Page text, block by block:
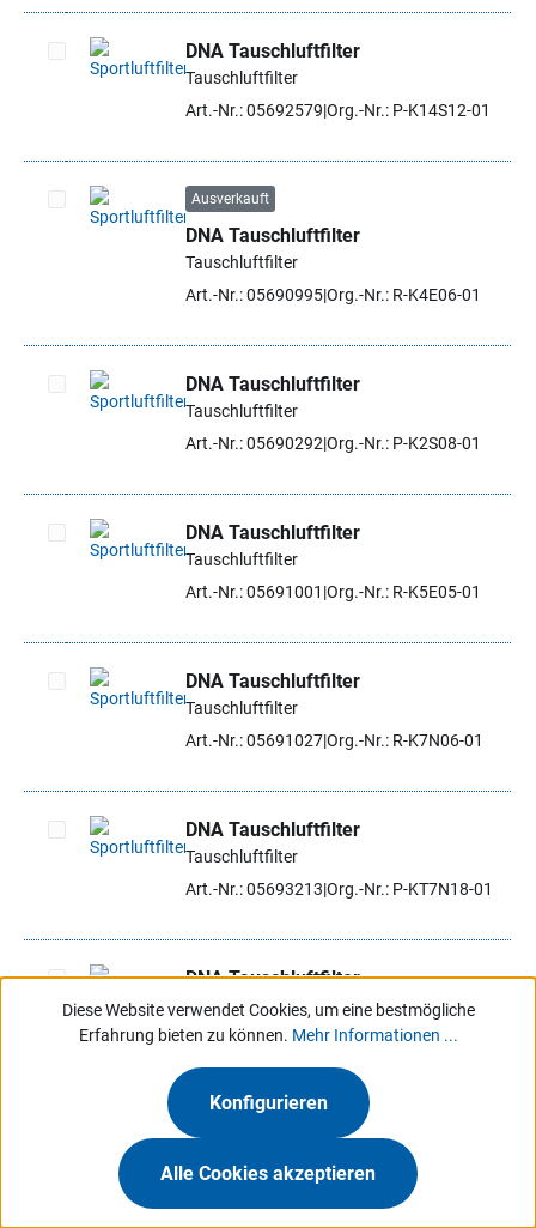
Artikel auswählen
DNA Tauschluftfilter
Tauschluftfilter
Art.-Nr.: 05692579 Org.-Nr.: P-K14S12-01
Artikel auswählen
Ausverkauft
DNA Tauschluftfilter
Tauschluftfilter
Art.-Nr.: 05690995Org.-Nr.: R-K4E06-01
Artikel auswählen
DNA Tauschluftfilter
Tauschluftfilter
Art.-Nr.: 05690292 Org.-Nr.: P-K2S08-01
Artikel auswählen
DNA Tauschluftfilter
Tauschluftfilter
Art.-Nr.: 05691001 Org.-Nr.: R-K5E05-01
Artikel auswählen
DNA Tauschluftfilter
Tauschluftfilter
Art.-Nr.: 05691027Org.-Nr.: R-K7N06-01
Artikel auswählen
DNA Tauschluftfilter
Tauschluftfilter
Art.-Nr.: 05693213 Org.-Nr.: P-KT7N18-01
Artikel auswählen
DNA Tauschluftfilter
Tauschluftfilter
Art.-Nr.: 05693556Org.-Nr.: R-RE4E24-01
Artikel auswählen
DNA Tauschluftfilter
Diese Website verwendet Cookies, um eine bestmögliche
Erfahrung bieten zu können. Mehr Informationen ...
Konfigurieren
Alle Cookies akzeptieren